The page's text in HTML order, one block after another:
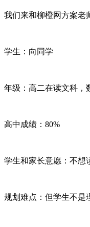
我们来和柳橙网方案老
学生：向同学
年级：高二在读文科，
高中成绩：80%
学生和家长意愿：不想
规划难点：但学生不是